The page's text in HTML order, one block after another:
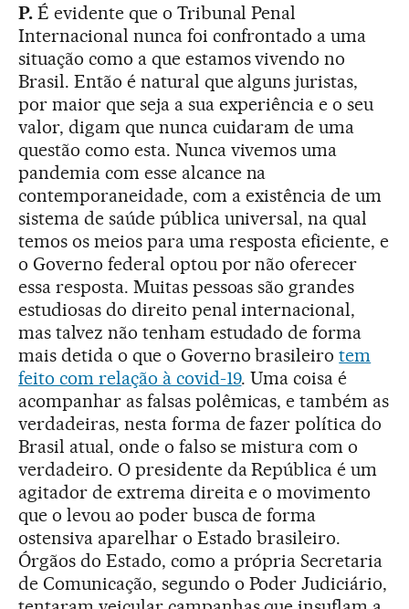
P.É evidente que o Tribunal Penal
Internacional nunca foi confrontado a uma
situação como a que estamos vivendo no
Brasil. Então é natural que alguns juristas,
por maior que seja a sua experiência e o seu
valor, digam que nunca cuidaram de uma
questão como esta. Nunca vivemos uma
pandemia com esse alcance na
contemporaneidade, com a existência de um
sistema de saúde pública universal, na qual
temos os meios para uma resposta eficiente, e
o Governo federal optou por não oferecer
essa resposta. Muitas pessoas são grandes
estudiosas do direito penal internacional,
mas talvez não tenham estudado de forma
mais detida o que o Governo brasileirotem
feito com relação à covid-19. Uma coisa é
acompanhar as falsas polêmicas, e também as
verdadeiras, nesta forma de fazer política do
Brasil atual, onde o falso se mistura com o
verdadeiro. O presidente da República é um
agitador de extrema direita e o movimento
que o levou ao poder busca de forma
ostensiva aparelhar o Estado brasileiro.
Órgãos do Estado, como a própria Secretaria
de Comunicação, segundo o Poder Judiciário,